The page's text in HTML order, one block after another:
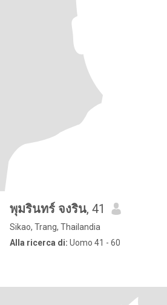
พุมรินทร์ จงริน, 41
Sikao, Trang, Thailandia
Alla ricerca di: Uomo 41 - 60